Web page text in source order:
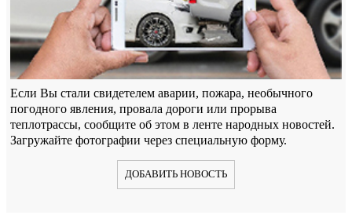
Если Вы стали свидетелем аварии, пожара, необычного
погодного явления, провала дороги или прорыва
теплотрассы, сообщите об этом в ленте народных новостей.
Загружайте фотографии через специальную форму.
ДОБАВИТЬ НОВОСТЬ